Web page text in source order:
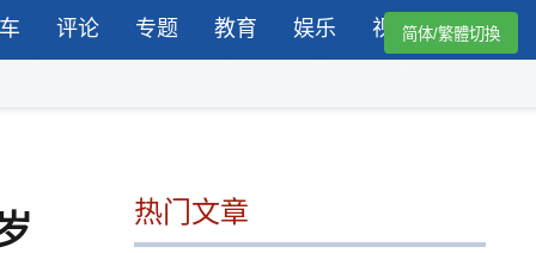
评论 专题 教育 娱乐 视频简体/繁體切換
热门文章